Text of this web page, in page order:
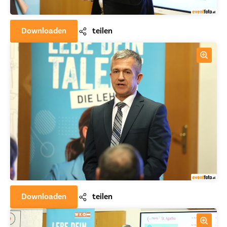
Downloaden teilen
Downloaden teilen